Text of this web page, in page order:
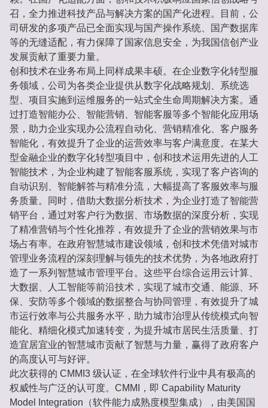
召，全力推进科技产品与解决方案的国产化进程。目前，公
司研发的多项产品已全面实现与国产操作系统、国产数据库
等的无缝适配，有力保障了国家信息安全，为我国信创产业
发展贡献了重要力量。
创和技术在业务布局上同样成果丰硕。在企业数字化转型服
务领域，公司为各类企业提供从数字化战略规划、系统选
型、项目实施到运维服务的一站式全生命周期解决方案。通
过打造智能办公、智能营销、智能客服等多个智能化应用场
景，助力企业实现办公流程自动化、营销精准化、客户服务
智能化，有效提升了企业的运营效率与客户满意度。在某大
型金融企业的数字化转型项目中，创和技术运用先进的人工
智能技术，为企业构建了智能客服系统，实现了客户咨询的
自动识别、智能解答与精准分流，大幅提高了客服效率与服
务质量。同时，借助大数据分析技术，为企业打造了智能营
销平台，通过对客户行为数据、市场数据的深度分析，实现
了精准营销与个性化推荐，有效提升了企业的营销效果与市
场占有率。在政府智慧城市建设领域，创和技术凭借对城市
管理业务流程的深刻理解与领先的技术优势，为各地政府打
造了一系列智慧城市管理平台。这些平台综合运用云计算、
大数据、人工智能等前沿技术，实现了城市交通、能源、环
保、安防等多个领域的数据整合与协同管理，有效提升了城
市运行效率与公共服务水平，助力城市治理从传统模式向智
能化、精细化模式加速转变，为提升城市居民生活质量、打
造宜居宜业的智慧城市贡献了智慧与力量，赢得了政府客户
的高度认可与好评。
此次获得的 CMMI3 级认证，在全球软件行业中具有极高的
权威性与广泛的认可度。CMMI，即 Capability Maturity
Model Integration（软件能力成熟度模型集成），由美国国